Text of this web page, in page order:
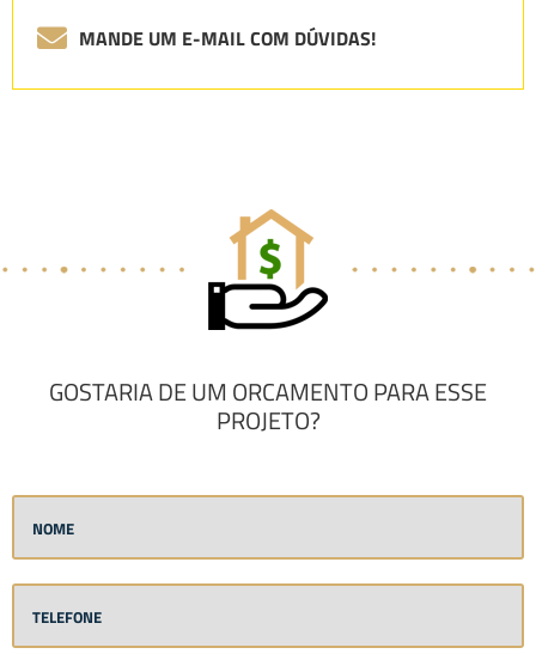
MANDE UM E-MAIL COM DÚVIDAS!
GOSTARIA DE UM ORCAMENTO PARA ESSE
PROJETO?